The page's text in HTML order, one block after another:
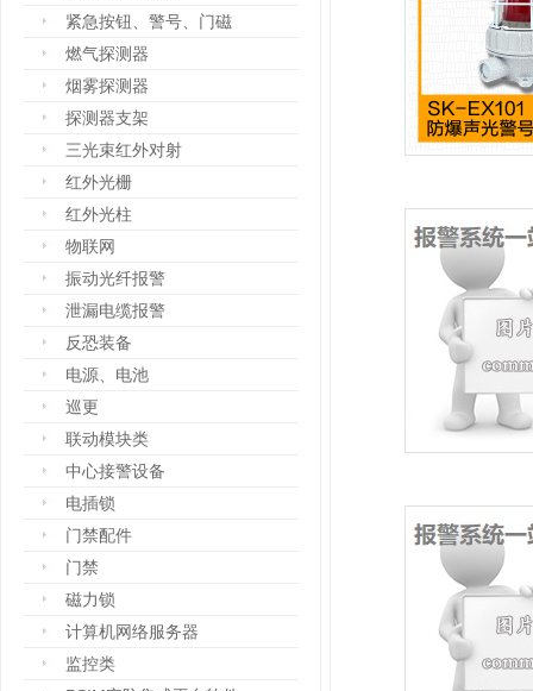
紧急按钮、警号、门磁
燃气探测器
烟雾探测器
探测器支架
三光束红外对射
红外光栅
红外光柱
物联网
振动光纤报警
泄漏电缆报警
反恐装备
电源、电池
巡更
联动模块类
中心接警设备
电插锁
门禁配件
门禁
磁力锁
计算机网络服务器
监控类